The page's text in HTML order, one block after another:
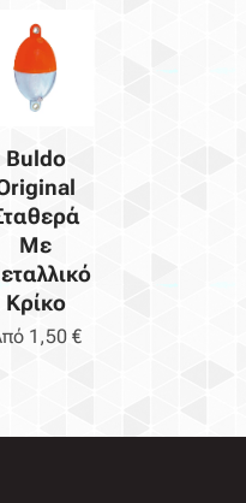
Buldo
Με
Κρίκο
1,50€